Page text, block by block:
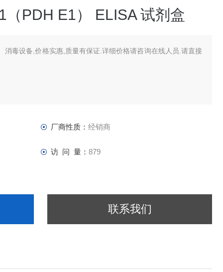
PDH E1） ELISA 试剂盒
消毒设备,价格实惠,质量有保证.详细价格请咨询在线人员.请直接
厂商性质： 经销商
访 问 量： 879
联系我们